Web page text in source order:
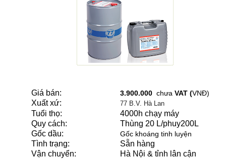
Giá bán: 3.900.000 chưaVAT (VNĐ)
Xuất xứ: 77 B.V. Hà Lan
Tuổi thọ:
4000h chạy máy
Quy cách:
Thùng 20 L/phuy200L
Gốc dầu:
Tình trạng:
Gốc khoáng tinh luyện
Sẵn hàng
Vận chuyển:
Hà Nội & tỉnh lân cận